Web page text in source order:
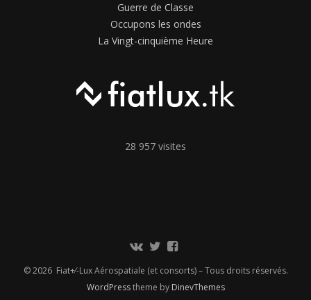
Guerre de Classe
Occupons les ondes
La Vingt-cinquième Heure
28 957 visites
Communauté
TwitterPage
© 2026 Fiat+⁄-Lux Aérospatiale (et consorts) – Tous droits réservés.
WordPresstheme by DinevThemes